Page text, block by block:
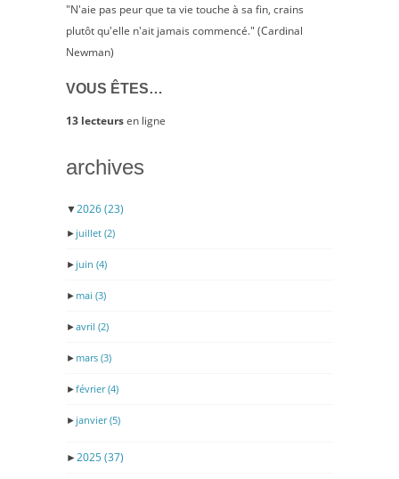
"N'aie pas peur que ta vie touche à sa fin, crains
plutôt qu'elle n'ait jamais commencé." (Cardinal
Newman)
VOUS ÊTES…
13 lecteursen ligne
archives
▼2026(23)
► juillet (2)
► juin (4)
► mai (3)
►avril (2)
► mars (3)
►février(4)
► janvier(5)
►2025(37)